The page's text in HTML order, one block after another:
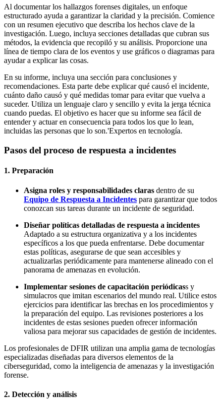
Al documentar los hallazgos forenses digitales, un enfoque
estructurado ayuda a garantizar la claridad y la precisión. Comience
con un resumen ejecutivo que describa los hechos clave de la
investigación. Luego, incluya secciones detalladas que cubran sus
métodos, la evidencia que recopiló y su análisis. Proporcione una
línea de tiempo clara de los eventos y use gráficos o diagramas para
ayudar a explicar las cosas.
En su informe, incluya una sección para conclusiones y
recomendaciones. Esta parte debe explicar qué causó el incidente,
cuánto daño causó y qué medidas tomar para evitar que vuelva a
suceder. Utiliza un lenguaje claro y sencillo y evita la jerga técnica
cuando puedas. El objetivo es hacer que su informe sea fácil de
entender y actuar en consecuencia para todos los que lo lean,
incluidas las personas que lo son.'Expertos en tecnología.
Pasos del proceso de respuesta a incidentes
1. Preparación
Asigna roles y responsabilidades claras dentro de su
Equipo de Respuesta a Incidentes para garantizar que todos
conozcan sus tareas durante un incidente de seguridad.
Diseñar políticas detalladas de respuesta a incidentes
Adaptado a su estructura organizativa y a los incidentes
específicos a los que pueda enfrentarse. Debe documentar
estas políticas, asegurarse de que sean accesibles y
actualizarlas periódicamente para mantenerse alineado con el
panorama de amenazas en evolución.
Implementar sesiones de capacitación periódicass y
simulacros que imitan escenarios del mundo real. Utilice estos
ejercicios para identificar las brechas en los procedimientos y
la preparación del equipo. Las revisiones posteriores a los
incidentes de estas sesiones pueden ofrecer información
valiosa para mejorar sus capacidades de gestión de incidentes.
Los profesionales de DFIR utilizan una amplia gama de tecnologías
especializadas diseñadas para diversos elementos de la
ciberseguridad, como la inteligencia de amenazas y la investigación
forense.
2. Detección y análisis